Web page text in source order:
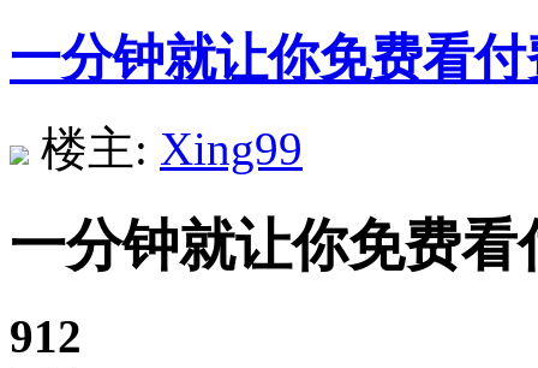
一分钟就让你免费看
楼主: Xing99
一分钟就让你免费
912